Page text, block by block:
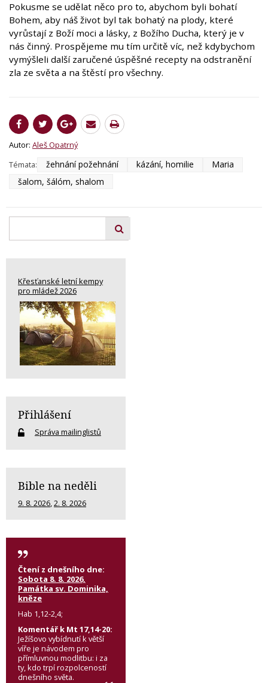
Pokusme se udělat něco pro to, abychom byli bohatí
Bohem, aby náš život byl tak bohatý na plody, které
vyrůstají z Boží moci a lásky, z Božího Ducha, který je v
nás činný. Prospějeme mu tím určitě víc, než kdybychom
vymýšleli další zaručené úspěšné recepty na odstranění
zla ze světa a na štěstí pro všechny.
Autor: Aleš Opatrný
Témata:
žehnání požehnání kázání, homilie
Maria
šalom, šálóm, shalom
Křesťanské letní kempy
pro mládež 2026
Přihlášení
Správa mailinglistů
Bible na neděli
9. 8. 2026,2. 8. 2026
Čtení z dnešního dne:
Sobota 8. 8. 2026,
Památka sv. Dominika,
kněze
Hab 1,12-2,4;
Komentář k Mt 17,14-20:
Ježíšovo vybídnutí k větší
víře je návodem pro
přímluvnou modlitbu: i za
ty, kdo trpí rozpolceností
dnešního světa.